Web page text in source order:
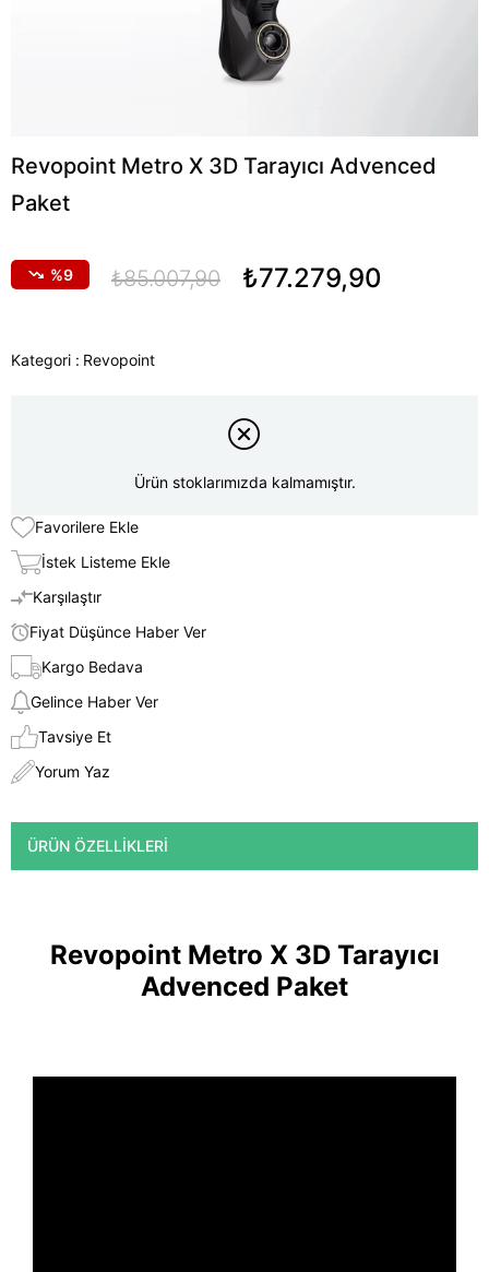
Revopoint Metro X 3D Tarayıcı Advenced
Paket
9 ₺85.007,90 ₺77.279,90
Kategori : Revopoint
Ürün stoklarımızda kalmamıştır.
Favorilere Ekle
İstek Listeme Ekle
Karşılaştır
Fiyat Düşünce Haber Ver
Kargo Bedava
Gelince Haber Ver
Tavsiye Et
Yorum Yaz
ÜRÜN ÖZELLIKLERI
Revopoint Metro X 3D Tarayıcı
Advenced Paket